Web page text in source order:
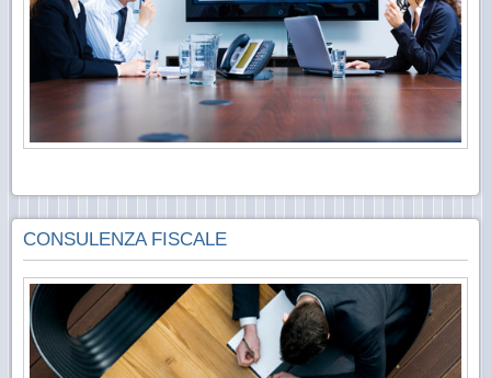
CONSULENZA FISCALE